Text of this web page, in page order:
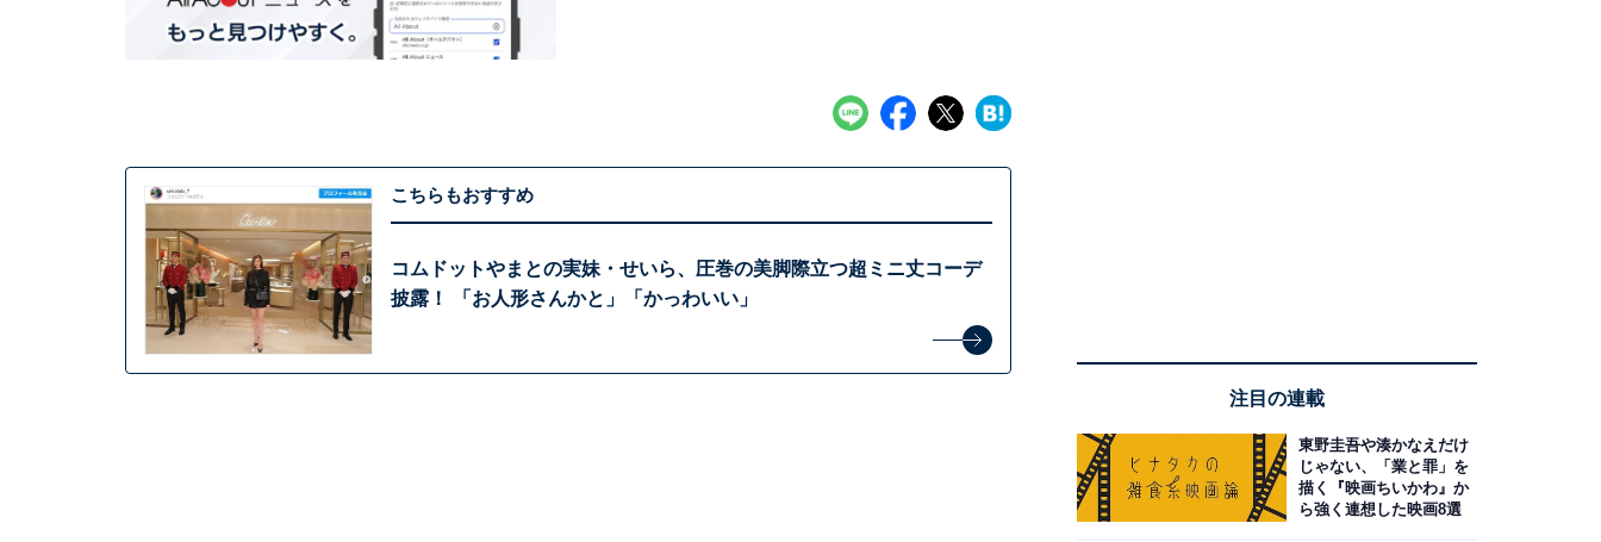
こちらもおすすめ
コムドットやまとの実妹・せいら、圧巻の美脚際立つ超ミニ丈コーデ
披露！ 「お人形さんかと」「かっわいい」
注目の連載
東野圭吾や湊かなえだけ
じゃない、「業と罪」を
描く『映画ちいかわ』か
ら強く連想した映画8選